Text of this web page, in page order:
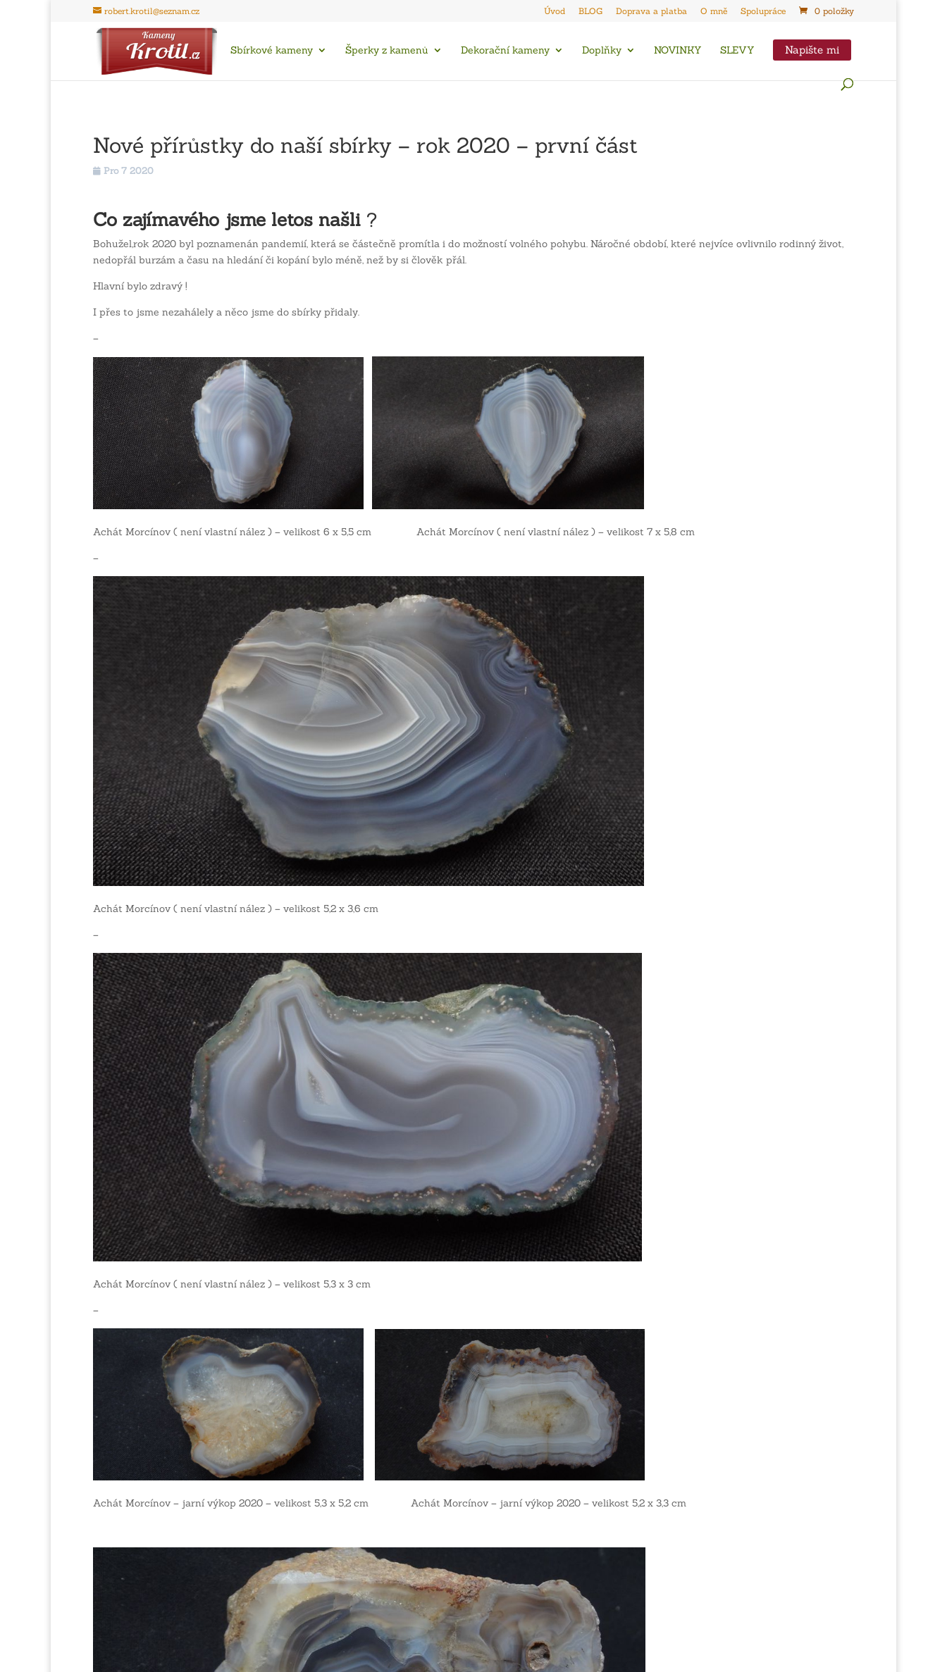
robert.krotil@seznam.cz Úvod BLOG Doprava a platba O mně Spolupráce 0 položky
Sbírkové kameny Šperky z kamenů Dekorační kameny Doplňky NOVINKY SLEVY Napište mi
Nové přírůstky do naší sbírky – rok 2020 – první část
Pro 7 2020
Co zajímavého jsme letos našli ?
Bohužel,rok 2020 byl poznamenán pandemií, která se částečně promítla i do možností volného pohybu. Náročné období, které nejvíce ovlivnilo rodinný život,
nedopřál burzám a času na hledání či kopání bylo méně, než by si člověk přál.
Hlavní bylo zdravý !
I přes to jsme nezahálely a něco jsme do sbírky přidaly.
–
Achát Morcínov ( není vlastní nález ) – velikost 6 x 5,5 cm Achát Morcínov ( není vlastní nález ) – velikost 7 x 5,8 cm
–
Achát Morcínov ( není vlastní nález ) – velikost 5,2 x 3,6 cm
–
Achát Morcínov ( není vlastní nález ) – velikost 5,3 x 3 cm
–
Achát Morcínov – jarní výkop 2020 – velikost 5,3 x 5,2 cm Achát Morcínov – jarní výkop 2020 – velikost 5,2 x 3,3 cm